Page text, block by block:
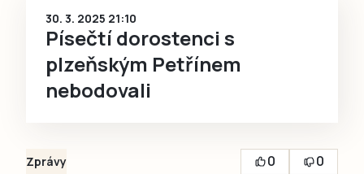
Ještě nemám účet, chci se
30. 3. 2025 21:10
Písečtí dorostenci s
plzeňským Petřínem
nebodovali
Zprávy 0
0